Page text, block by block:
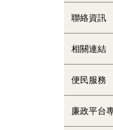
聯絡資訊
相關連結
便民服務
廉政平台